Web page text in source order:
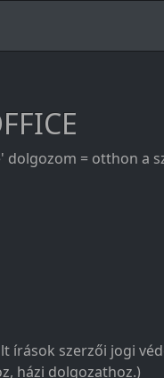
= otthon a
szerzői jogi
házi dolgozathoz.)